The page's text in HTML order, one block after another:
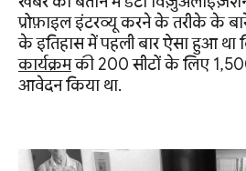
प्रोफ़ाइल इंटरव्यू करने के तरीके के
के इतिहास में पहली बार ऐसा हुआ था
कार्यक्रमकी 200 सीटों के लिए
आवेदन किया था.